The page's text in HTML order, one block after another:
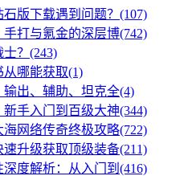
版下载遇到问题？(107)
打与氪金的深层博(742)
？(243)
哪能获取(1)
出、辅助、坦克全(4)
手入门到百级大神(344)
网络传奇终极攻略(722)
升级获取顶级装备(211)
度解析：从入门到(416)